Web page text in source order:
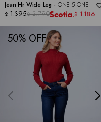
Jean Hr Wide Leg - ONE 5 ONE
$ 1.395$ 2.790 $ 1.186
50